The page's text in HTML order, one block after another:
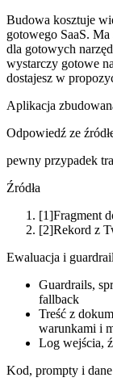
Budowa kosztuje
gotowego SaaS.
dla gotowych
wystarczy gotowe
dostajesz w
Aplikacja
Odpowiedź ze
pewny przypadek
Źródła
[1]Fragment
[2]Rekord z
Ewaluacja i
Guardrails,
fallback
Treść z
warunkami i
Log wejścia,
Kod, prompty i